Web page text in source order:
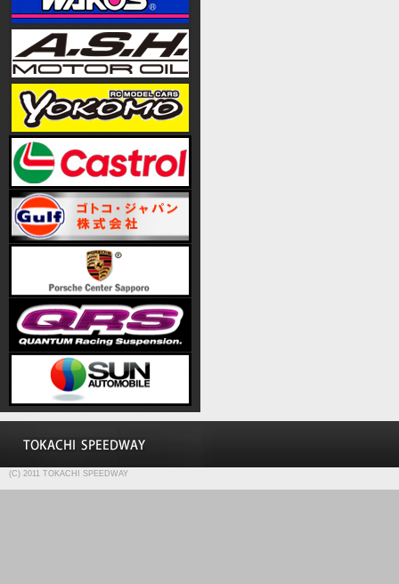
(C) 2011 TOKACHI SPEEDWAY